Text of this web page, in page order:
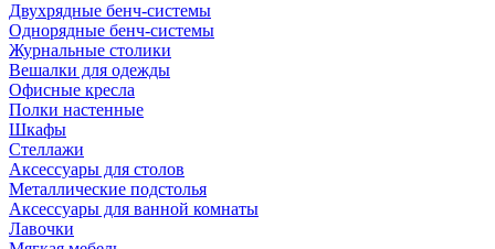
Двухрядные бенч-системы
Однорядные бенч-системы
Журнальные столики
Вешалки для одежды
Офисные кресла
Полки настенные
Шкафы
Стеллажи
Аксессуары для столов
Металлические подстолья
Аксессуары для ванной комнаты
Лавочки